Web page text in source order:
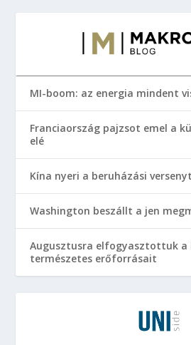
MI-boom: az energia mindent
Franciaország pajzsot emel a
elé
Kína nyeri a beruházási versenyt
Washington beszállt a jen
Augusztusra elfogyasztottuk a
természetes erőforrásait